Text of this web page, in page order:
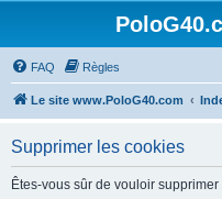
FAQ Règles
Le site www.PoloG40.com
Supprimer les cookies
Êtes-vous sûr de vouloir